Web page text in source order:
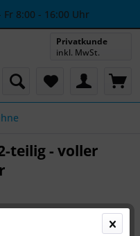
8:00 - 16:00 Uhr
Privatkunde
inkl. MwSt.
teilig - voller